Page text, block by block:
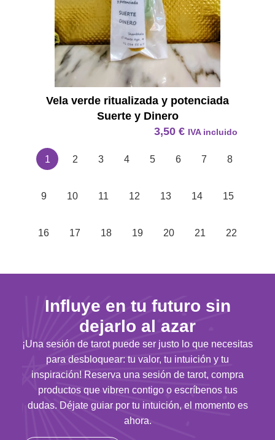
Vela verde ritualizada y potenciada
Suerte y Dinero
3,50 € IVA incluido
1 2 3 4 5 6 7 8
9 10 11 12 13 14 15
16 17 18 19 20 21 22
Influye en tu futuro sin
dejarlo al azar
¡Una sesión de tarot puede ser justo lo que necesitas
para desbloquear: tu valor, tu intuición y tu
inspiración! Reserva una sesión de tarot, compra
productos que vibren contigo o escríbenos tus
dudas. Déjate guiar por tu intuición, el momento es
ahora.